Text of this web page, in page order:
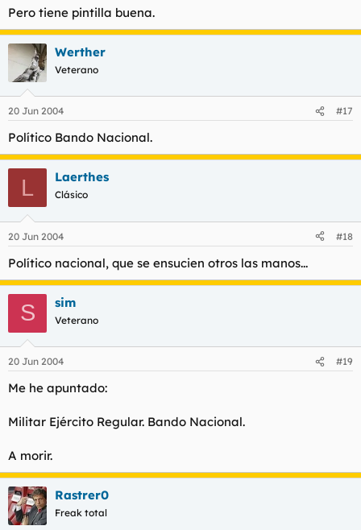
Pero tiene pintilla buena.
Werther
Veterano
20 Jun 2004 #17
Político Bando Nacional.
L Laerthes
Clásico
20 Jun 2004 #18
Político nacional, que se ensucien otros las manos...
S sim
Veterano
20 Jun 2004 #19
Me he apuntado:
Militar Ejército Regular. Bando Nacional.
A morir.
Rastrer0
Freak total